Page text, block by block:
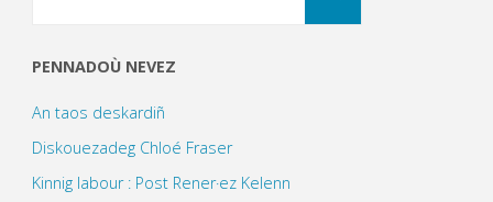
PENNADOÙ NEVEZ
An taos deskardiñ
Diskouezadeg Chloé Fraser
Kinnig labour : Post Rener·ez Kelenn